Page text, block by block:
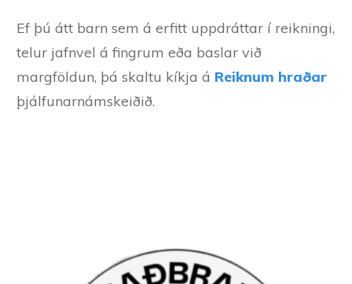
Ef þú átt barn sem á erfitt uppdráttar í reikningi,
telur jafnvel á fingrum eða baslar við
margföldun, þá skaltu kíkja á Reiknum hraðar
þjálfunarnámskeiðið.